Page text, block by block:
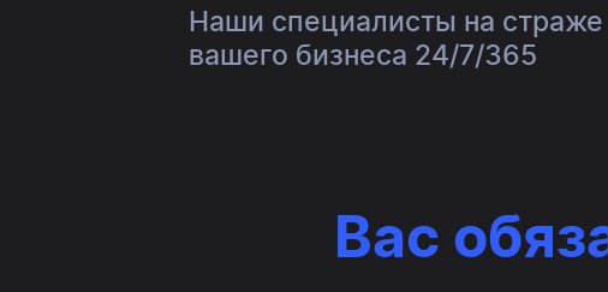
Наши специалисты на страже
вашего бизнеса 24/7/365
Вас